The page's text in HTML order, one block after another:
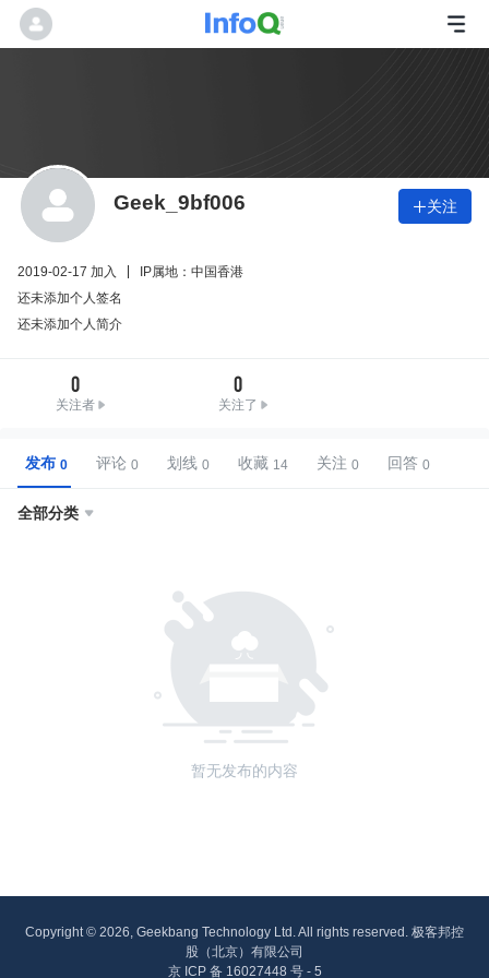
Geek_9bf006 关注
2019-02-17 加入
IP属地：中国香港
还未添加个人签名
还未添加个人简介
0
关注者
0
关注了
发布 评论 划线 收藏 关注 回答
全部分类 
暂无发布的内容
Copyright © 2026, Geekbang Technology Ltd. All rights reserved. 极客邦控
股（北京）有限公司
京 ICP 备 16027448 号 - 5